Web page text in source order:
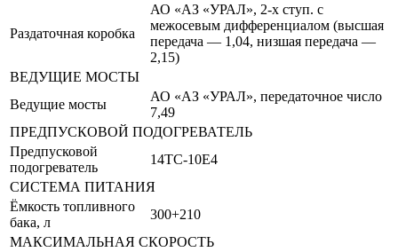
Раздаточная коробка
АО «АЗ «УРАЛ», 2-х ступ. с
межосевым дифференциалом (высшая
передача — 1,04, низшая передача —
2,15)
ВЕДУЩИЕ МОСТЫ
Ведущие мосты
АО «АЗ «УРАЛ», передаточное число
7,49
ПРЕДПУСКОВОЙ ПОДОГРЕВАТЕЛЬ
Предпусковой
подогреватель
14ТС-10Е4
СИСТЕМА ПИТАНИЯ
Ёмкость топливного
бака, л
300+210
МАКСИМАЛЬНАЯ СКОРОСТЬ